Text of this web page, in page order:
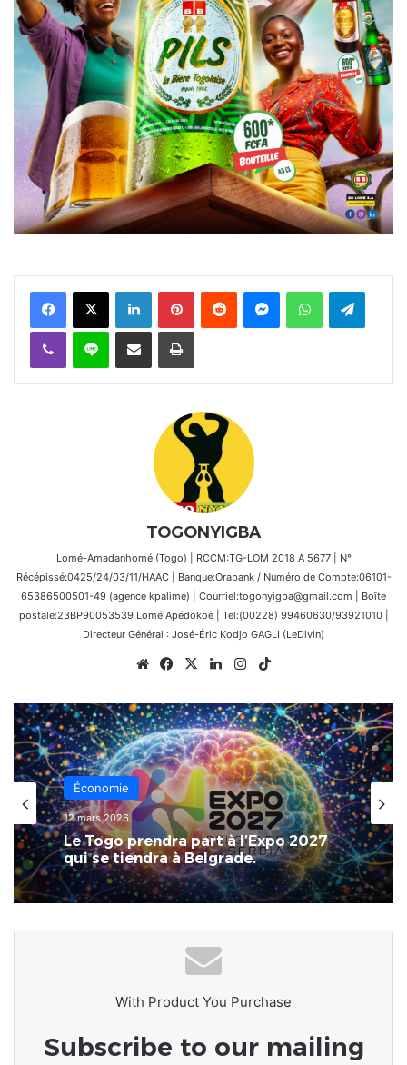
FacebookX Linkedin PinterestReddit MessengerWhatsAppTelegram
Viber Ligne Partager par email Imprimer
TOGONYIGBA
Lomé-Amadanhomé (Togo) | RCCM:TG-LOM 2018 A 5677 | N°
Récépissé:0425/24/03/11/HAAC | Banque:Orabank / Numéro de Compte:06101-
65386500501-49 (agence kpalimé) | Courriel:togonyigba@gmail.com | Boîte
postale:23BP90053539 Lomé Apédokoè | Tel:(00228) 99460630/93921010 |
Directeur Général : José-Éric Kodjo GAGLI (LeDivin)
WebsiteFacebook
X LinkedinInstagram
Économie
12 mars 2026
Le Togo prendra part à l’Expo 2027
qui se tiendra à Belgrade.
With Product You Purchase
Subscribe to our mailing